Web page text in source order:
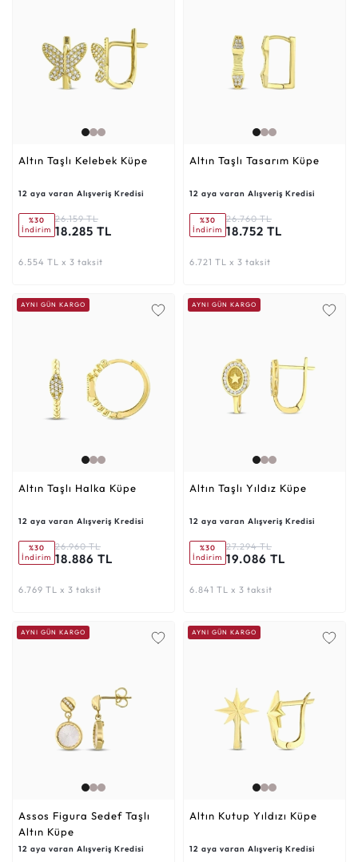
Altın Taşlı Kelebek Küpe
12 aya varan Alışveriş Kredisi
%30
İndirim
26.159 TL
18.285 TL
6.554 TL x 3 taksit
Altın Taşlı Tasarım Küpe
12 aya varan Alışveriş Kredisi
%30
İndirim
26.760 TL
18.752 TL
6.721 TL x 3 taksit
AYNI GÜN KARGO
Altın Taşlı Halka Küpe
12 aya varan Alışveriş Kredisi
%30
İndirim
26.960 TL
18.886 TL
6.769 TL x 3 taksit
AYNI GÜN KARGO
Altın Taşlı Yıldız Küpe
12 aya varan Alışveriş Kredisi
%30
İndirim
27.294 TL
19.086 TL
6.841 TL x 3 taksit
AYNI GÜN KARGO
Assos Figura Sedef Taşlı
Altın Küpe
12 aya varan Alışveriş Kredisi
AYNI GÜN KARGO
Altın Kutup Yıldızı Küpe
12 aya varan Alışveriş Kredisi